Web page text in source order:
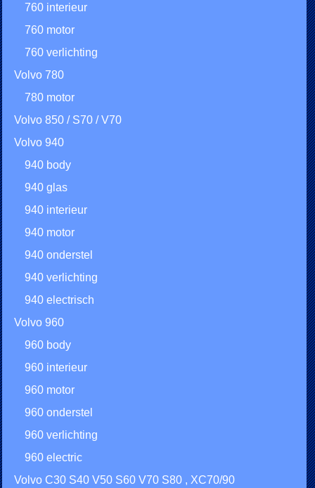
760 interieur
760 motor
760 verlichting
Volvo 780
780 motor
Volvo 850 / S70 / V70
Volvo 940
940 body
940 glas
940 interieur
940 motor
940 onderstel
940 verlichting
940 electrisch
Volvo 960
960 body
960 interieur
960 motor
960 onderstel
960 verlichting
960 electric
Volvo C30 S40 V50 S60 V70 S80 , XC70/90